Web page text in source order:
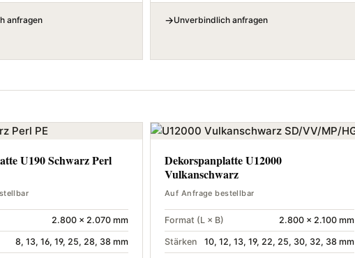
anfragen Unverbindlich anfragen
U190 Schwarz Perl
2.800 × 2.070 mm
8, 13, 16, 19, 25, 28, 38 mm
Dekorspanplatte U12000
Vulkanschwarz
Auf Anfrage bestellbar
Format (L × B) 2.800 × 2.100 mm
Stärken 10, 12, 13, 19, 22, 25, 30, 32, 38 mm